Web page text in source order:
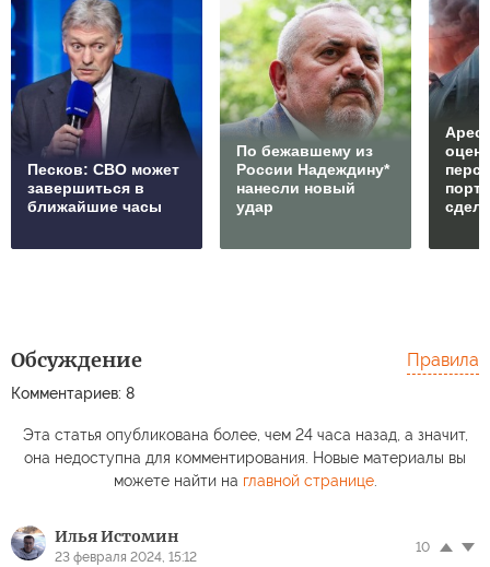
Песков: СВО может
завершиться в
ближайшие часы
По бежавшему из
России Надеждину*
нанесли новый
удар
Обсуждение
Комментариев: 8
Правила
Эта статья опубликована более, чем 24 часа назад, а значит,
она недоступна для комментирования. Новые материалы вы
можете найти на главной странице.
Илья Истомин
23 февраля 2024, 15:12
10